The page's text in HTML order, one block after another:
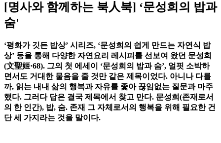
[명사와 함께하는 북人북] ‘문성희의 밥과
숨'
‘평화가 깃든 밥상’ 시리즈, ‘문성희의 쉽게 만드는 자연식 밥
상’ 등을 통해 다양한 자연요리 레시피를 선보여 왔던 문성희
(文聖姬·68). 그의 첫 에세이 ‘문성희의 밥과 숨’, 얼핏 소박하
면서도 거대한 물음을 줄 것만 같은 제목이었다. 아니나 다를
까, 읽는 내내 삶의 행복과 자유를 좇아 끊임없는 질문과 마주
했다. 그러다 답은 결국 제목에서 찾고 만다. 문성희(존재로서
의 한 인간), 밥, 숨. 존재 그 자체로서의 행복을 위해 필요한 건
단 세 가지라는 것을 말이다.